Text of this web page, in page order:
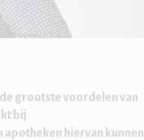
grootste voordelen van
bij
hiervan kunnen